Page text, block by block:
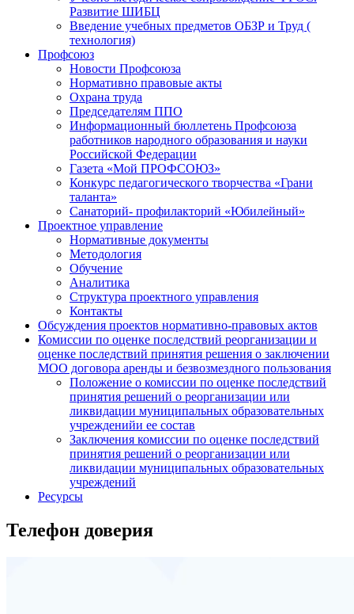
Развитие ШИБЦ
Введение учебных предметов ОБЗР и Труд (
технология)
Профсоюз
Новости Профсоюза
Нормативно правовые акты
Охрана труда
Председателям ППО
Информационный бюллетень Профсоюза
работников народного образования и науки
Российской Федерации
Газета «Мой ПРОФСОЮЗ»
Конкурс педагогического творчества «Грани
таланта»
Санаторий- профилакторий «Юбилейный»
Проектное управление
Нормативные документы
Методология
Обучение
Аналитика
Структура проектного управления
Контакты
Обсуждения проектов нормативно-правовых актов
Комиссии по оценке последствий реорганизации и
оценке последствий принятия решения о заключении
МОО договора аренды и безвозмездного пользования
Положение о комиссии по оценке последствий
принятия решений о реорганизации или
ликвидации муниципальных образовательных
учрежденийи ее состав
Заключения комиссии по оценке последствий
принятия решений о реорганизации или
ликвидации муниципальных образовательных
учреждений
Ресурсы
Телефон доверия